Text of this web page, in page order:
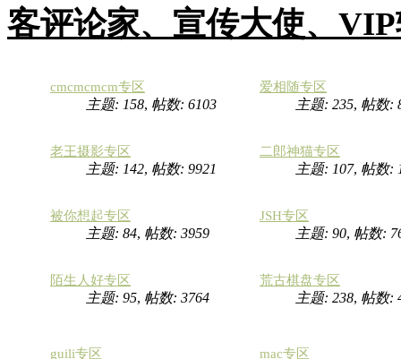
客评论家、宣传大使、
cmcmcmcm专区
主题: 158, 帖数: 6103
爱相随专区
主题: 235, 帖数:
老王摄影专区
主题: 142, 帖数: 9921
二郎神猫专区
主题: 107, 帖数:
被你想起专区
主题: 84, 帖数: 3959
JSH专区
主题: 90, 帖数:
陌生人好专区
主题: 95, 帖数: 3764
荒古棋盘专区
主题: 238, 帖数:
guili专区 mac专区